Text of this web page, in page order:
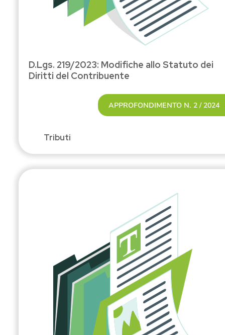
D.Lgs. 219/2023: Modifiche allo Statuto dei
Diritti del Contribuente
APPROFONDIMENTO N. 2 / 2024
Tributi